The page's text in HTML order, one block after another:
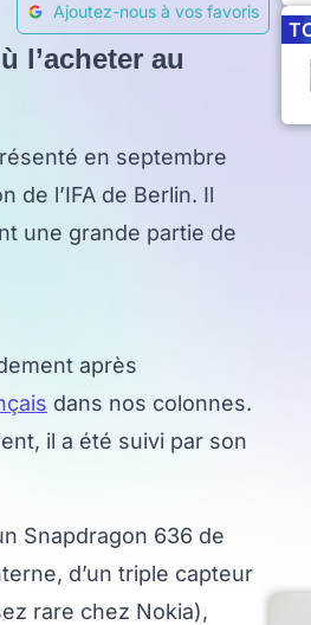
Ajoutez-nous à vos favoris
l’acheter au
en septembre
de l’IFA de Berlin. Il
une grande partie de
après
dans nos colonnes.
il a été suivi par son
Snapdragon 636 de
d’un triple capteur
rare chez Nokia),